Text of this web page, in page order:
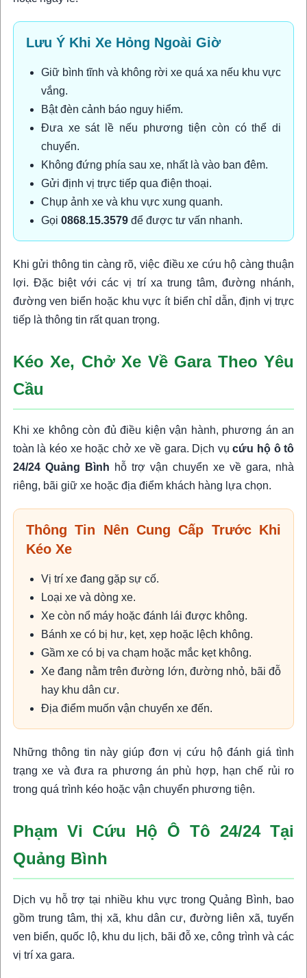
Lưu Ý Khi Xe Hỏng Ngoài Giờ
Giữ bình tĩnh và không rời xe quá xa nếu khu vực
vắng.
Bật đèn cảnh báo nguy hiểm.
Đưa xe sát lề nếu phương tiện còn có thể di
chuyển.
Không đứng phía sau xe, nhất là vào ban đêm.
Gửi định vị trực tiếp qua điện thoại.
Chụp ảnh xe và khu vực xung quanh.
Gọi 0868.15.3579để được tư vấn nhanh.
Khi gửi thông tin càng rõ, việc điều xe cứu hộ càng thuận
lợi. Đặc biệt với các vị trí xa trung tâm, đường nhánh,
đường ven biển hoặc khu vực ít biển chỉ dẫn, định vị trực
tiếp là thông tin rất quan trọng.
Kéo Xe, Chở Xe Về Gara Theo Yêu
Cầu
Khi xe không còn đủ điều kiện vận hành, phương án an
toàn là kéo xe hoặc chở xe về gara. Dịch vụcứu hộ ô tô
24/24 Quảng Bình hỗ trợ vận chuyển xe về gara, nhà
riêng, bãi giữ xe hoặc địa điểm khách hàng lựa chọn.
Thông Tin Nên Cung Cấp Trước Khi
Kéo Xe
Vị trí xe đang gặp sự cố.
Loại xe và dòng xe.
Xe còn nổ máy hoặc đánh lái được không.
Bánh xe có bị hư, kẹt, xẹp hoặc lệch không.
Gầm xe có bị va chạm hoặc mắc kẹt không.
Xe đang nằm trên đường lớn, đường nhỏ, bãi đỗ
hay khu dân cư.
Địa điểm muốn vận chuyển xe đến.
Những thông tin này giúp đơn vị cứu hộ đánh giá tình
trạng xe và đưa ra phương án phù hợp, hạn chế rủi ro
trong quá trình kéo hoặc vận chuyển phương tiện.
Phạm Vi Cứu Hộ Ô Tô 24/24 Tại
Quảng Bình
Dịch vụ hỗ trợ tại nhiều khu vực trong Quảng Bình, bao
gồm trung tâm, thị xã, khu dân cư, đường liên xã, tuyến
ven biển, quốc lộ, khu du lịch, bãi đỗ xe, công trình và các
vị trí xa gara.